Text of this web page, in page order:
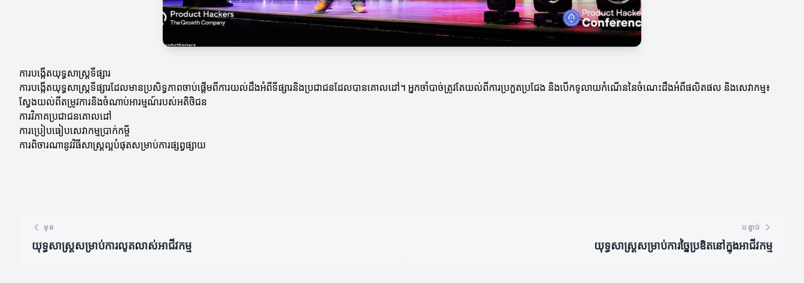
ការបង្កើតយុទ្ធសាស្ត្រទីផ្សារ
ការបង្កើតយុទ្ធសាស្ត្រទីផ្សារដែលមានប្រសិទ្ធភាពចាប់ផ្តើមពីការយល់ដឹងអំពីទីផ្សារនិងប្រជាជនដែលបានគោលដៅ។ អ្នកចាំបាច់ត្រូវតែយល់ពីការប្រកួតប្រជែង និងបើកទូលាយកំណើននៃចំណេះដឹងអំពីផលិតផល និងសេវាកម្ម៖
ស្វែងយល់ពីតម្រូវការនិងចំណាប់អារម្មណ៍របស់អតិថិជន
ការវិភាគប្រជាជនគោលដៅ
ការប្រៀបធៀបសេវាកម្មប្រាក់កម្ចី
ការពិចារណានូវវិធីសាស្ត្រល្អបំផុតសម្រាប់ការផ្សព្វផ្សាយ
មុន
យុទ្ធសាស្ត្រសម្រាប់ការលូតលាស់អាជីវកម្ម
បន្ទាប់
យុទ្ធសាស្ត្រសម្រាប់ការច្នៃប្រឌិតនៅក្នុងអាជីវកម្ម